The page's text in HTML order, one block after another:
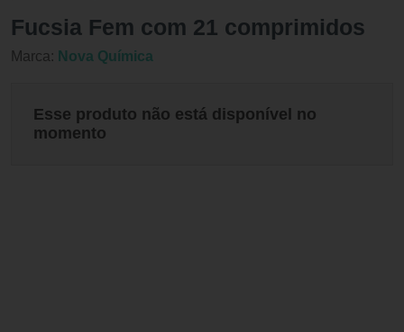
Fucsia Fem com 21 comprimidos
Marca: Nova Química
Esse produto não está disponível no
momento